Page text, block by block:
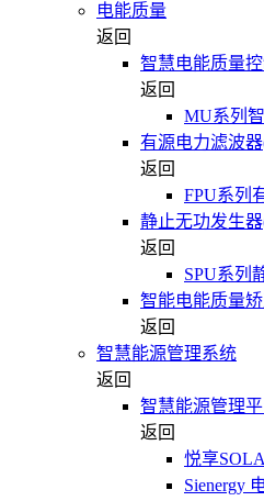
电能质量
返回
智慧电能质量
返回
MU系列
有源电力滤波
返回
FPU系列
静止无功发生
返回
SPU系列
智能电能质量
返回
智慧能源管理系统
返回
智慧能源管理
返回
悦享
Sienergy